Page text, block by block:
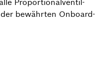
bewährten Onboard-